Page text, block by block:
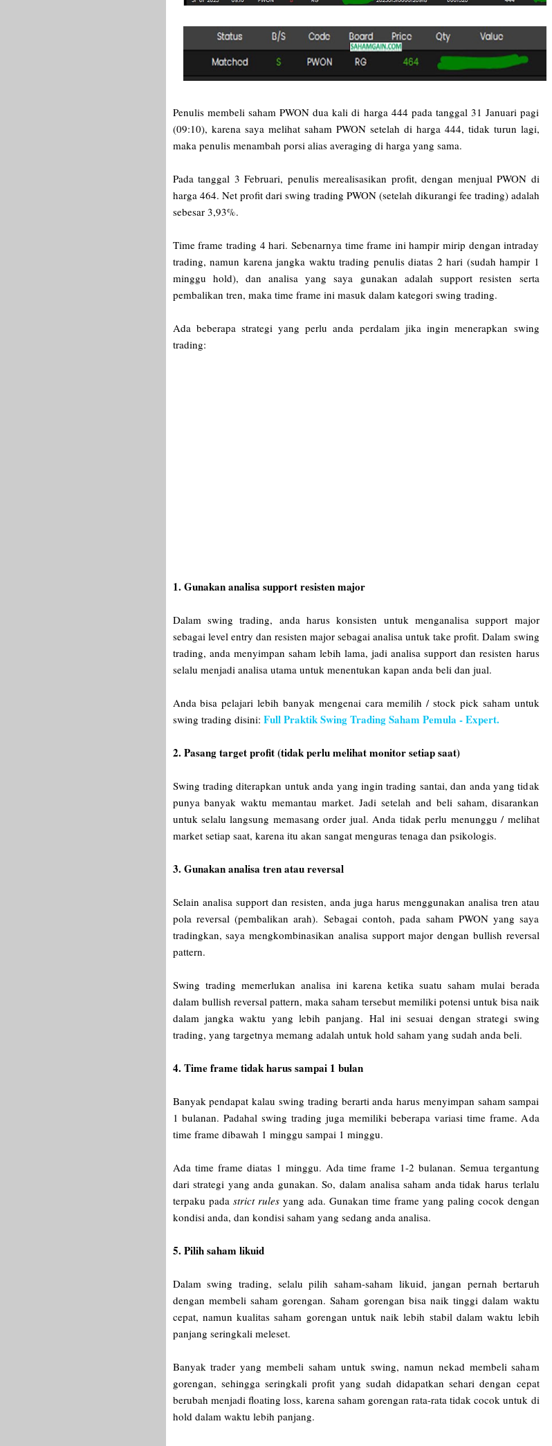
Penulis membeli saham PWON dua kali di harga 444 pada tanggal 31 Januari pagi
(09:10), karena saya melihat saham PWON setelah di harga 444, tidak turun lagi,
maka penulis menambah porsi alias averaging di harga yang sama.
Pada tanggal 3 Februari, penulis merealisasikan profit, dengan menjual PWON di
harga 464. Net profit dari swing trading PWON (setelah dikurangi fee trading) adalah
sebesar 3,93%.
Time frame trading 4 hari. Sebenarnya time frame ini hampir mirip dengan intraday
trading, namun karena jangka waktu trading penulis diatas 2 hari (sudah hampir 1
minggu hold), dan analisa yang saya gunakan adalah support resisten serta
pembalikan tren, maka time frame ini masuk dalam kategori swing trading.
Ada beberapa strategi yang perlu anda perdalam jika ingin menerapkan swing
trading:
1. Gunakan analisa support resisten major
Dalam swing trading, anda harus konsisten untuk menganalisa support major
sebagai level entry dan resisten major sebagai analisa untuk take profit. Dalam swing
trading, anda menyimpan saham lebih lama, jadi analisa support dan resisten harus
selalu menjadi analisa utama untuk menentukan kapan anda beli dan jual.
Anda bisa pelajari lebih banyak mengenai cara memilih / stock pick saham untuk
swing trading disini: Full Praktik Swing Trading Saham Pemula - Expert.
2. Pasang target profit (tidak perlu melihat monitor setiap saat)
Swing trading diterapkan untuk anda yang ingin trading santai, dan anda yang tidak
punya banyak waktu memantau market. Jadi setelah and beli saham, disarankan
untuk selalu langsung memasang order jual. Anda tidak perlu menunggu / melihat
market setiap saat, karena itu akan sangat menguras tenaga dan psikologis.
3. Gunakan analisa tren atau reversal
Selain analisa support dan resisten, anda juga harus menggunakan analisa tren atau
pola reversal (pembalikan arah). Sebagai contoh, pada saham PWON yang saya
tradingkan, saya mengkombinasikan analisa support major dengan bullish reversal
pattern.
Swing trading memerlukan analisa ini karena ketika suatu saham mulai berada
dalam bullish reversal pattern, maka saham tersebut memiliki potensi untuk bisa naik
dalam jangka waktu yang lebih panjang. Hal ini sesuai dengan strategi swing
trading, yang targetnya memang adalah untuk hold saham yang sudah anda beli.
4. Time frame tidak harus sampai 1 bulan
Banyak pendapat kalau swing trading berarti anda harus menyimpan saham sampai
1 bulanan. Padahal swing trading juga memiliki beberapa variasi time frame. Ada
time frame dibawah 1 minggu sampai 1 minggu.
Ada time frame diatas 1 minggu. Ada time frame 1-2 bulanan. Semua tergantung
dari strategi yang anda gunakan. So, dalam analisa saham anda tidak harus terlalu
terpaku pada strict rules yang ada. Gunakan time frame yang paling cocok dengan
kondisi anda, dan kondisi saham yang sedang anda analisa.
5. Pilih saham likuid
Dalam swing trading, selalu pilih saham-saham likuid, jangan pernah bertaruh
dengan membeli saham gorengan. Saham gorengan bisa naik tinggi dalam waktu
cepat, namun kualitas saham gorengan untuk naik lebih stabil dalam waktu lebih
panjang seringkali meleset.
Banyak trader yang membeli saham untuk swing, namun nekad membeli saham
gorengan, sehingga seringkali profit yang sudah didapatkan sehari dengan cepat
berubah menjadi floating loss, karena saham gorengan rata-rata tidak cocok untuk di
hold dalam waktu lebih panjang.